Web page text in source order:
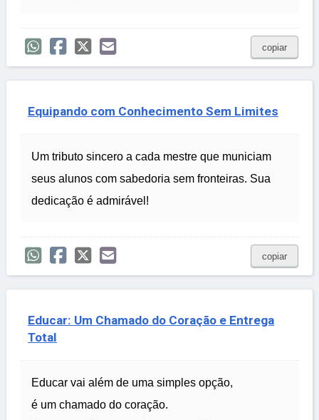
copiar
Equipando com Conhecimento Sem Limites
Um tributo sincero a cada mestre que municiam
seus alunos com sabedoria sem fronteiras. Sua
dedicação é admirável!
copiar
Educar: Um Chamado do Coração e Entrega
Total
Educar vai além de uma simples opção,
é um chamado do coração.